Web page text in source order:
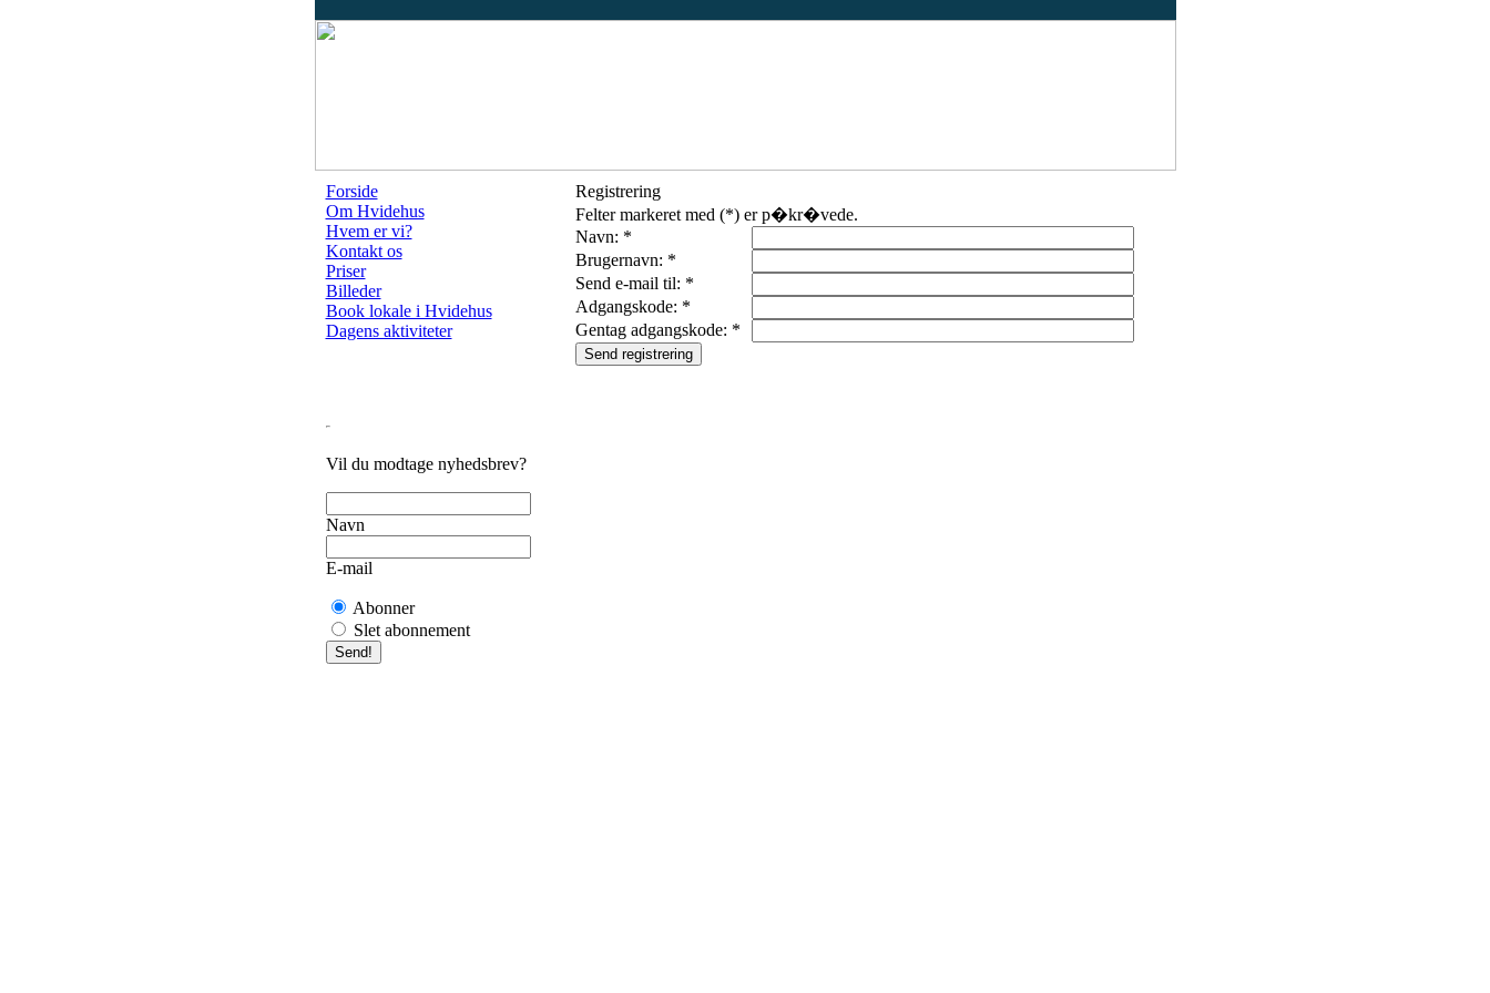
Forside
Om Hvidehus
Hvem er vi?
Kontakt os
Priser
Billeder
Book lokale i Hvidehus
Dagens aktiviteter
Vil du modtage nyhedsbrev?
Navn
E-mail
Abonner
Slet abonnement
Registrering
Felter markeret med (*) er p�kr�vede.
Navn: *
Brugernavn: *
Send e-mail til: *
Adgangskode: *
Gentag adgangskode: *